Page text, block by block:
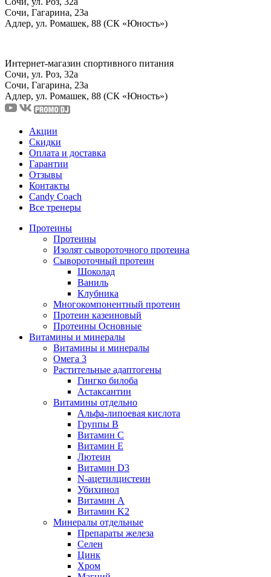
Сочи, Гагарина, 23а
Адлер, ул. Ромашек, 88 (СК «Юность»)
Интернет-магазин спортивного питания
Сочи, ул. Роз, 32а
Сочи, Гагарина, 23а
Адлер, ул. Ромашек, 88 (СК «Юность»)
Акции
Скидки
Оплата и доставка
Гарантии
Отзывы
Контакты
Candy Coach
Все тренеры
Протеины
Протеины
Изолят сывороточного протеина
Сывороточный протеин
Шоколад
Ваниль
Клубника
Многокомпонентный протеин
Протеин казеиновый
Протеины Основные
Витамины и минералы
Витамины и минералы
Омега 3
Растительные адаптогены
Гингко билоба
Астаксантин
Витамины отдельно
Альфа-липоевая кислота
Группы B
Витамин С
Витамин Е
Лютеин
Витамин D3
N-ацетилцистеин
Убихинол
Витамин А
Витамин K2
Минералы отдельные
Препараты железа
Селен
Цинк
Хром